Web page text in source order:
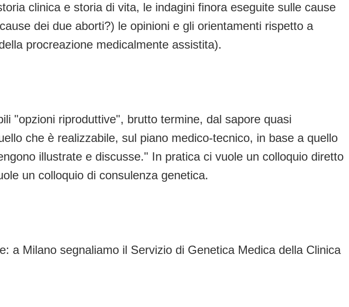
clinica e storia di vita, le indagini finora eseguite sulle cause
dei due aborti?) le opinioni e gli orientamenti rispetto a
procreazione medicalmente assistita).
"opzioni riproduttive", brutto termine, dal sapore quasi
che è realizzabile, sul piano medico-tecnico, in base a quello
illustrate e discusse." In pratica ci vuole un colloquio diretto
un colloquio di consulenza genetica.
a Milano segnaliamo il Servizio di Genetica Medica della Clinica